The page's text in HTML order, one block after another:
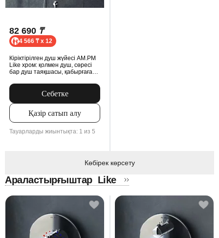
82 690 ₸
4 566 ₸ x 12
Кіріктірілген душ жүйесі AM.PM
Like хром: қолмен душ, сөресі
бар душ таяқшасы, қабырғаға
модулі
Себетке
Қазір сатып алу
Тауарларды жиынтықта: 1 из 5
Көбірек көрсету
Араластырғыштар Like